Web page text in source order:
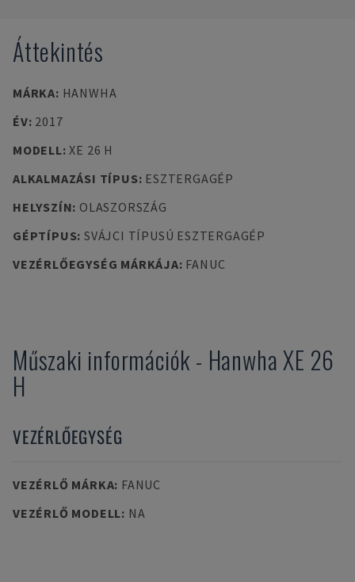
Áttekintés
MÁRKA: HANWHA
ÉV: 2017
MODELL:XE 26 H
ALKALMAZÁSI TÍPUS: ESZTERGAGÉP
HELYSZÍN: OLASZORSZÁG
GÉPTÍPUS: SVÁJCI TÍPUSÚ ESZTERGAGÉP
VEZÉRLŐEGYSÉG MÁRKÁJA: FANUC
Műszaki információk - HanwhaXE 26
H
VEZÉRLŐEGYSÉG
VEZÉRLŐ MÁRKA: FANUC
VEZÉRLŐ MODELL: NA